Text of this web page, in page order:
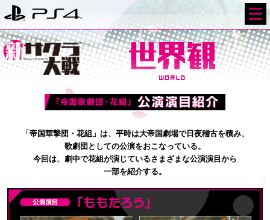
「帝国華撃団・花組」は、平時は大帝国劇場で日夜稽古を積み、
歌劇団としての公演をおこなっている。
今回は、劇中で花組が演じているさまざまな公演演目から
一部を紹介する。